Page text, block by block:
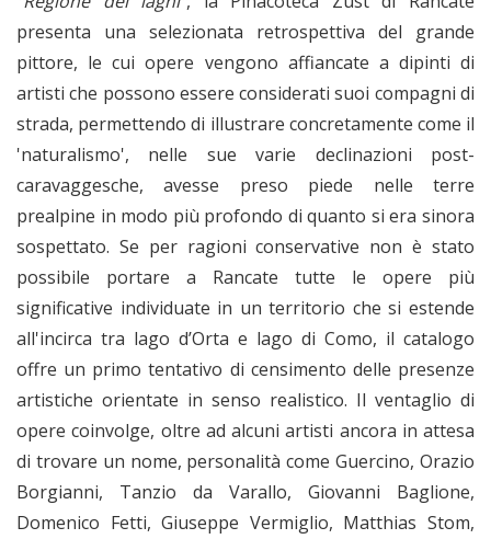
presenta una selezionata retrospettiva del grande
pittore, le cui opere vengono affiancate a dipinti di
artisti che possono essere considerati suoi compagni di
strada, permettendo di illustrare concretamente come il
'naturalismo', nelle sue varie declinazioni post-
caravaggesche, avesse preso piede nelle terre
prealpine in modo più profondo di quanto si era sinora
sospettato. Se per ragioni conservative non è stato
possibile portare a Rancate tutte le opere più
significative individuate in un territorio che si estende
all'incirca tra lago d’Orta e lago di Como, il catalogo
offre un primo tentativo di censimento delle presenze
artistiche orientate in senso realistico. Il ventaglio di
opere coinvolge, oltre ad alcuni artisti ancora in attesa
di trovare un nome, personalità come Guercino, Orazio
Borgianni, Tanzio da Varallo, Giovanni Baglione,
Domenico Fetti, Giuseppe Vermiglio, Matthias Stom,